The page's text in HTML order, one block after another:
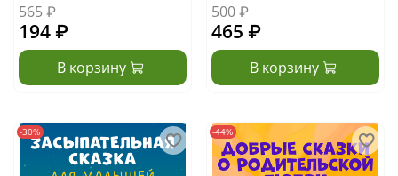
565 ₽
194 ₽
В корзину
500 ₽
465 ₽
В корзину
-30% -44%